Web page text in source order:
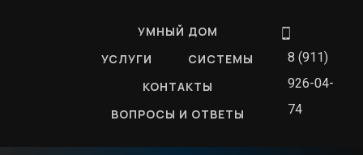
УМНЫЙ ДОМ
УСЛУГИ
СИСТЕМЫ
КОНТАКТЫ
ВОПРОСЫ И ОТВЕТЫ
8 (911)
926-04-
74